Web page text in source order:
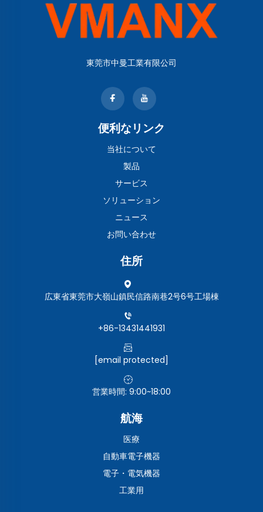
東莞市中曼工業有限公司
便利なリンク
当社について
製品
サービス
ソリューション
ニュース
お問い合わせ
住所
広東省東莞市大嶺山鎮民信路南巷2号6号工場棟
+86-13431441931
[email protected]
営業時間: 9:00~18:00
航海
医療
自動車電子機器
電子・電気機器
工業用